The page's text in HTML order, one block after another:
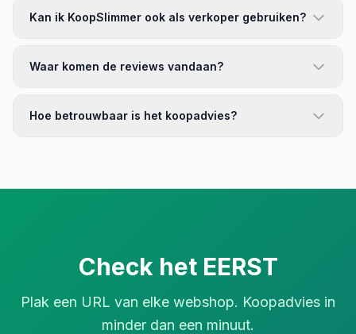
Kan ik KoopSlimmer ook als verkoper gebruiken?
Waar komen de reviews vandaan?
Hoe betrouwbaar is het koopadvies?
Check het EERST
Plak een URL van elke webshop. Koopadvies in
minder dan een minuut.